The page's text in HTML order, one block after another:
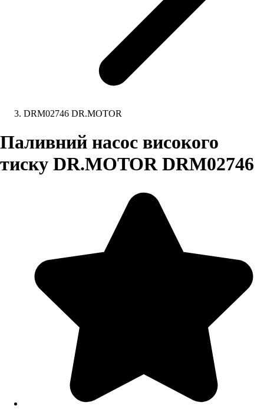
DRM02746 DR.MOTOR
Паливний насос високого
тиску DR.MOTOR DRM02746